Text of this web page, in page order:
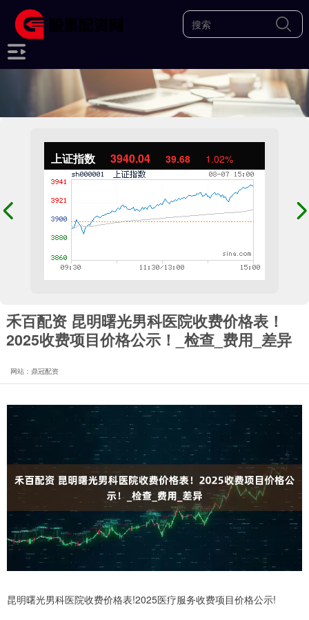
上证指数 3940.04 39.68 1.02%
禾百配资 昆明曙光男科医院收费价格表！
2025收费项目价格公示！_检查_费用_差异
网站：鼎冠配资
昆明曙光男科医院收费价格表!2025医疗服务收费项目价格公示!